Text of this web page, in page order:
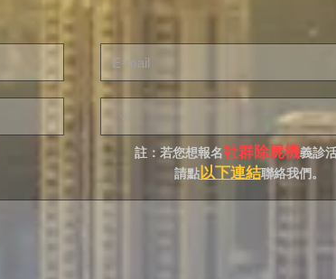
註：若您想報名社群除屍機義診
請點以下連結聯絡我們。